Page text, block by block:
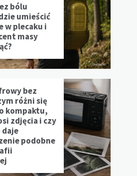
bólu
umieścić
w plecaku i
masy
bez
różni się
kompaktu,
zdjęcia i czy
daje
podobne